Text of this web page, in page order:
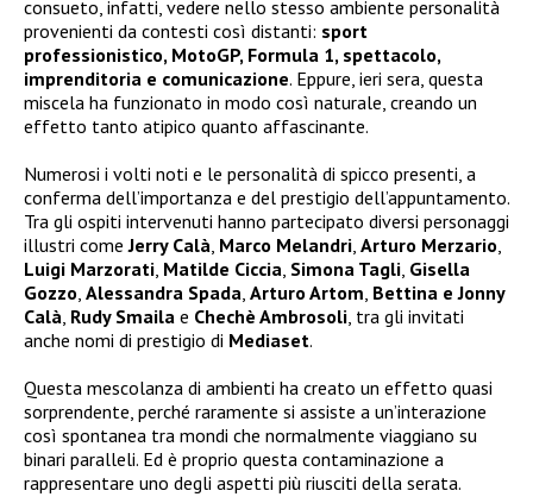
consueto, infatti, vedere nello stesso ambiente personalità
provenienti da contesti così distanti: sport
professionistico, MotoGP, Formula 1, spettacolo,
imprenditoria e comunicazione. Eppure, ieri sera, questa
miscela ha funzionato in modo così naturale, creando un
effetto tanto atipico quanto affascinante.
Numerosi i volti noti e le personalità di spicco presenti, a
conferma dell’importanza e del prestigio dell’appuntamento.
Tra gli ospiti intervenuti hanno partecipato diversi personaggi
illustri comeJerry Calà, Marco Melandri, Arturo Merzario,
Luigi Marzorati, Matilde Ciccia, Simona Tagli, Gisella
Gozzo, Alessandra Spada, Arturo Artom, Bettina e Jonny
Calà, Rudy Smaila e Chechè Ambrosoli, tra gli invitati
anche nomi di prestigio di Mediaset.
Questa mescolanza di ambienti ha creato un effetto quasi
sorprendente, perché raramente si assiste a un’interazione
così spontanea tra mondi che normalmente viaggiano su
binari paralleli. Ed è proprio questa contaminazione a
rappresentare uno degli aspetti più riusciti della serata.